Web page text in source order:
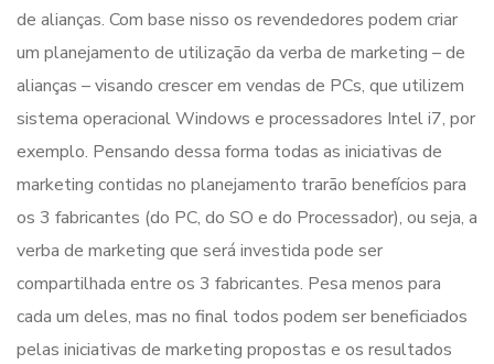
de alianças. Com base nisso os revendedores podem criar
um planejamento de utilização da verba de marketing – de
alianças – visando crescer em vendas de PCs, que utilizem
sistema operacional Windows e processadores Intel i7, por
exemplo. Pensando dessa forma todas as iniciativas de
marketing contidas no planejamento trarão benefícios para
os 3 fabricantes (do PC, do SO e do Processador), ou seja, a
verba de marketing que será investida pode ser
compartilhada entre os 3 fabricantes. Pesa menos para
cada um deles, mas no final todos podem ser beneficiados
pelas iniciativas de marketing propostas e os resultados